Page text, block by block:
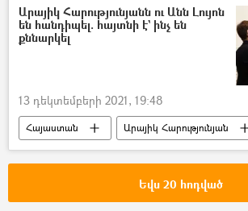
դրամաշնորհ
Արայիկ Հարությունյանն ու Անն Լույոն
են հանդիպել. հայտնի է` ինչ են
քննարկել
13 դեկտեմբերի 2021, 19:48
Հայաստան
Արայիկ Հարությունյան
Ֆրանսիա
Դեսպան Անն Լույո
Եվս 20 հոդված